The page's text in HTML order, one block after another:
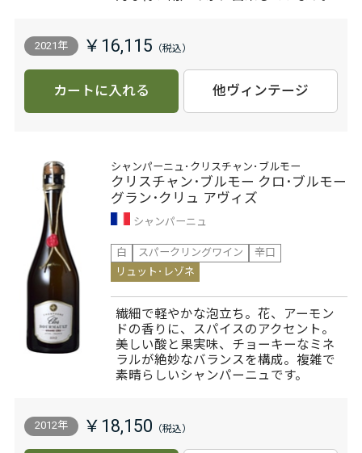
2021年 ￥16,115
カートに入れる 他ヴィンテージ
シャンパーニュ･クリスチャン･ブルモー
クリスチャン･ブルモー クロ･ブルモー
グラン･クリュ アヴィズ
シャンパーニュ
白
スパークリングワイン
辛口
リュット･レゾネ
繊細で軽やかな泡立ち。花、アーモン
ドの香りに、スパイスのアクセント。
美しい酸と果実味、チョーキーなミネ
ラルが絶妙なバランスを構成。複雑で
素晴らしいシャンパーニュです。
2012年 ￥18,150